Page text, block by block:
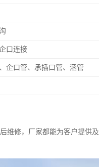
口连接
企口管、承插口管、涵管
维修，厂家都能为客户提供及